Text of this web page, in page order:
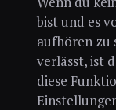
bist und es
aufhören zu
verlässt, ist
diese